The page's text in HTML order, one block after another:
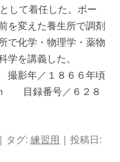
して着任した。ボー
を変えた養生所で調剤
で化学・物理学・薬物
を講義した。
影年／１８６６年頃
目録番号／６２８
| タグ: 練習用 | 投稿日: